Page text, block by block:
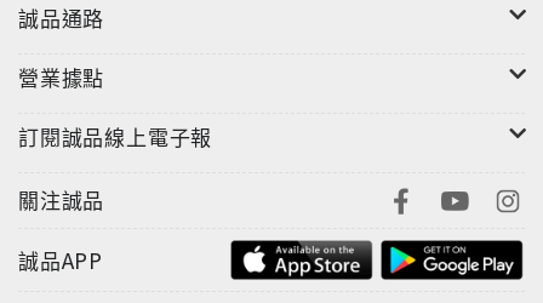
誠品通路
營業據點
訂閱誠品線上電子報
關注誠品
誠品APP